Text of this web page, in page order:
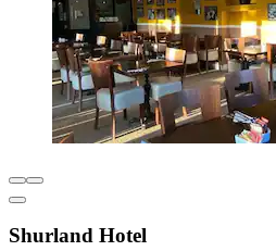
Shurland Hotel